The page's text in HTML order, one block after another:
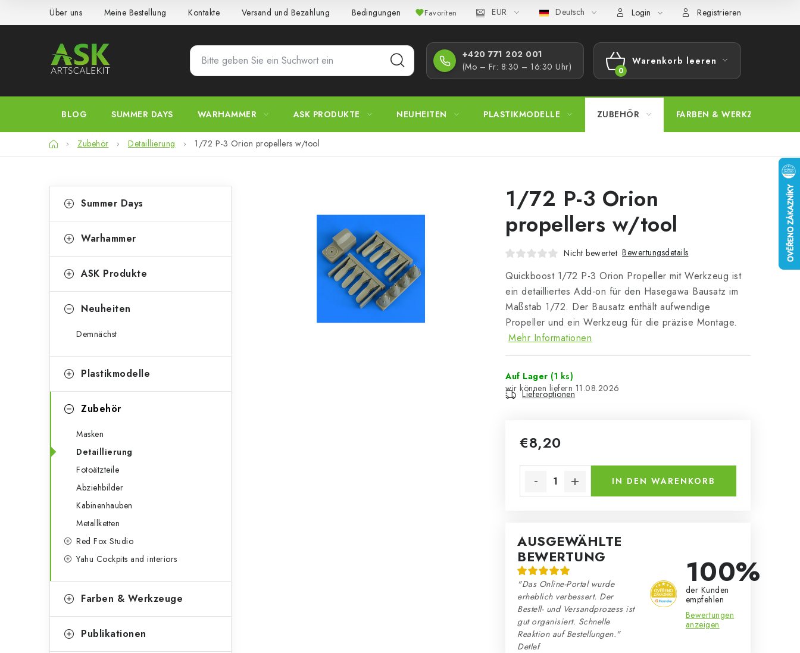
Über uns Meine Bestellung Kontakte Versand und Bezahlung Bedingungen und Konditionen Datenschutzbestimmungen Beschwerdeverfahren Großhandel
Favoriten EUR Deutsch Login Registrieren
+420 771 202 001​
(Mo – Fr: 8:30 – 16:30 Uhr)
WARENKORB
Warenkorb leeren
BLOG SUMMER DAYS WARHAMMER ASK PRODUKTE NEUHEITEN PLASTIKMODELLE ZUBEHÖR FARBEN & WERKZEUGE
StartseiteZubehör Detaillierung 1/72 P-3 Orion propellers w/tool
e
t
e
e
s
e
überspringen
a
e
o
e
Summer Days
Warhammer
ASK Produkte
Neuheiten
Demnächst
Plastikmodelle
Zubehör
Masken
Detaillierung
Fotoätzteile
Abziehbilder
Kabinenhauben
Metallketten
Red Fox Studio
Yahu Cockpits and interiors
Farben & Werkzeuge
Publikationen
1/72 P-3 Orion
propellers w/tool
Nicht bewertet Bewertungsdetails
Quickboost 1/72 P-3 Orion Propeller mit Werkzeug ist
ein detailliertes Add-on für den Hasegawa Bausatz im
Maßstab 1/72. Der Bausatz enthält aufwendige
Propeller und ein Werkzeug für die präzise Montage.
Mehr Informationen
Auf Lager (1 ks)
11.08.2026
Lieferoptionen
€8,20
IN DEN WARENKORB
AUSGEWÄHLTE
BEWERTUNG
"Das Online-Portal wurde
erheblich verbessert. Der
Bestell- und Versandprozess ist
gut organisiert. Schnelle
Reaktion auf Bestellungen."
Detlef
100%
der Kunden
empfehlen
Bewertungen
anzeigen